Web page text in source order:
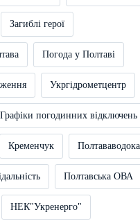
Загиблі герої
Погода у Полтаві
Укргідрометцентр
Графіки погодинних відключень
Кременчук
Полтавська ОВА
НЕК"Укренерго"